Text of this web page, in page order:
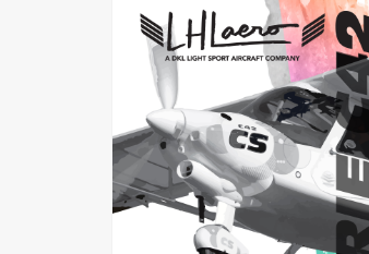
Guadeloupe
Guyane
Île-de-France
La Réunion
Languedoc-Roussillon-Midi-
Pyrénées